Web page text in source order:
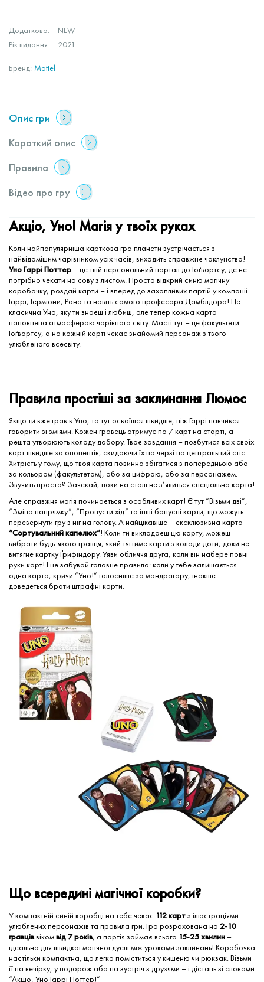
Рік видання: 2021
Додатково: NEW
Бренд: Mattel
Опис гри
Короткий опис
Правила
Відео про гру
Акціо, Уно! Магія у твоїх руках
Коли найпопулярніша карткова гра планети зустрічається з
найвідомішим чарівником усіх часів, виходить справжнє чаклунство!
Уно Гаррі Поттер – це твій персональний портал до Гоґвортсу, де не
потрібно чекати на сову з листом. Просто відкрий синю магічну
коробочку, роздай карти – і вперед до захопливих партій у компанії
Гаррі, Герміони, Рона та навіть самого професора Дамблдора! Це
класична Уно, яку ти знаєш і любиш, але тепер кожна карта
наповнена атмосферою чарівного світу. Масті тут – це факультети
Гоґвортсу, а на кожній карті чекає знайомий персонаж з твого
улюбленого всесвіту.
Правила простіші за заклинання Люмос
Якщо ти вже грав в Уно, то тут освоїшся швидше, ніж Гаррі навчився
говорити зі зміями. Кожен гравець отримує по 7 карт на старті, а
решта утворюють колоду добору. Твоє завдання – позбутися всіх своїх
карт швидше за опонентів, скидаючи їх по черзі на центральний стіс.
Хитрість у тому, що твоя карта повинна збігатися з попередньою або
за кольором (факультетом), або за цифрою, або за персонажем.
Звучить просто? Зачекай, поки на столі не з’явиться спеціальна карта!
Але справжня магія починається з особливих карт! Є тут “Візьми дві”,
“Зміна напрямку”, “Пропусти хід” та інші бонусні карти, що можуть
перевернути гру з ніг на голову. А найцікавіше – ексклюзивна карта
“Сортувальний капелюх”! Коли ти викладаєш цю карту, можеш
вибрати будь-якого гравця, який тягтиме карти з колоди доти, доки не
витягне картку Ґрифіндору. Уяви обличчя друга, коли він набере повні
руки карт! І не забувай головне правило: коли у тебе залишається
одна карта, кричи “Уно!” голосніше за мандрагору, інакше
доведеться брати штрафні карти.
Що всередині магічної коробки?
У компактній синій коробці на тебе чекає 112 картз ілюстраціями
улюблених персонажів та правила гри. Гра розрахована на 2-10
гравціввікомвід 7 років, а партія займає всього 15-25 хвилин –
ідеально для швидкої магічної дуелі між уроками заклинань! Коробочка
настільки компактна, що легко поміститься у кишеню чи рюкзак. Візьми
її на вечірку, у подорож або на зустріч з друзями – і дістань зі словами
“Акціо, Уно Гаррі Поттер!”